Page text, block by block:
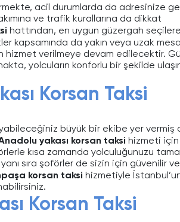
acil durumlarda da adresinize
ve trafik kurallarına da dikkat
hattından, en uygun güzergah
kapsamında da yakın veya uzak
verilmeye devam edilecektir.
yolcuların konforlu bir şekilde
Korsan Taksi
büyük bir ekibe yer vermiş
yakası korsan taksi hizmeti
kısa zamanda yolculuğunuzu
sıra şoförler de sizin için güvenilir
korsan taksi hizmetiyle
Korsan Taksi